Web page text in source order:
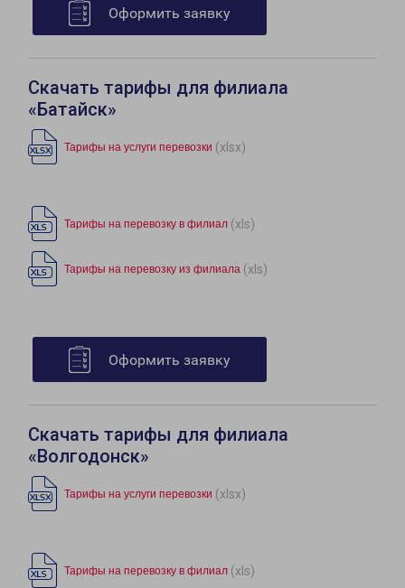
Оформить заявку
Скачать тарифы для филиала
«Батайск»
Тарифы на услуги перевозки (xlsx)
Тарифы на перевозку в филиал (xls)
Тарифы на перевозку из филиала (xls)
Оформить заявку
Скачать тарифы для филиала
«Волгодонск»
Тарифы на услуги перевозки (xlsx)
Тарифы на перевозку в филиал (xls)